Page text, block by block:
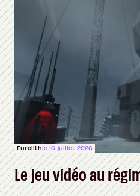
Furolithle 16 juillet 2026
Le jeu vidéo au